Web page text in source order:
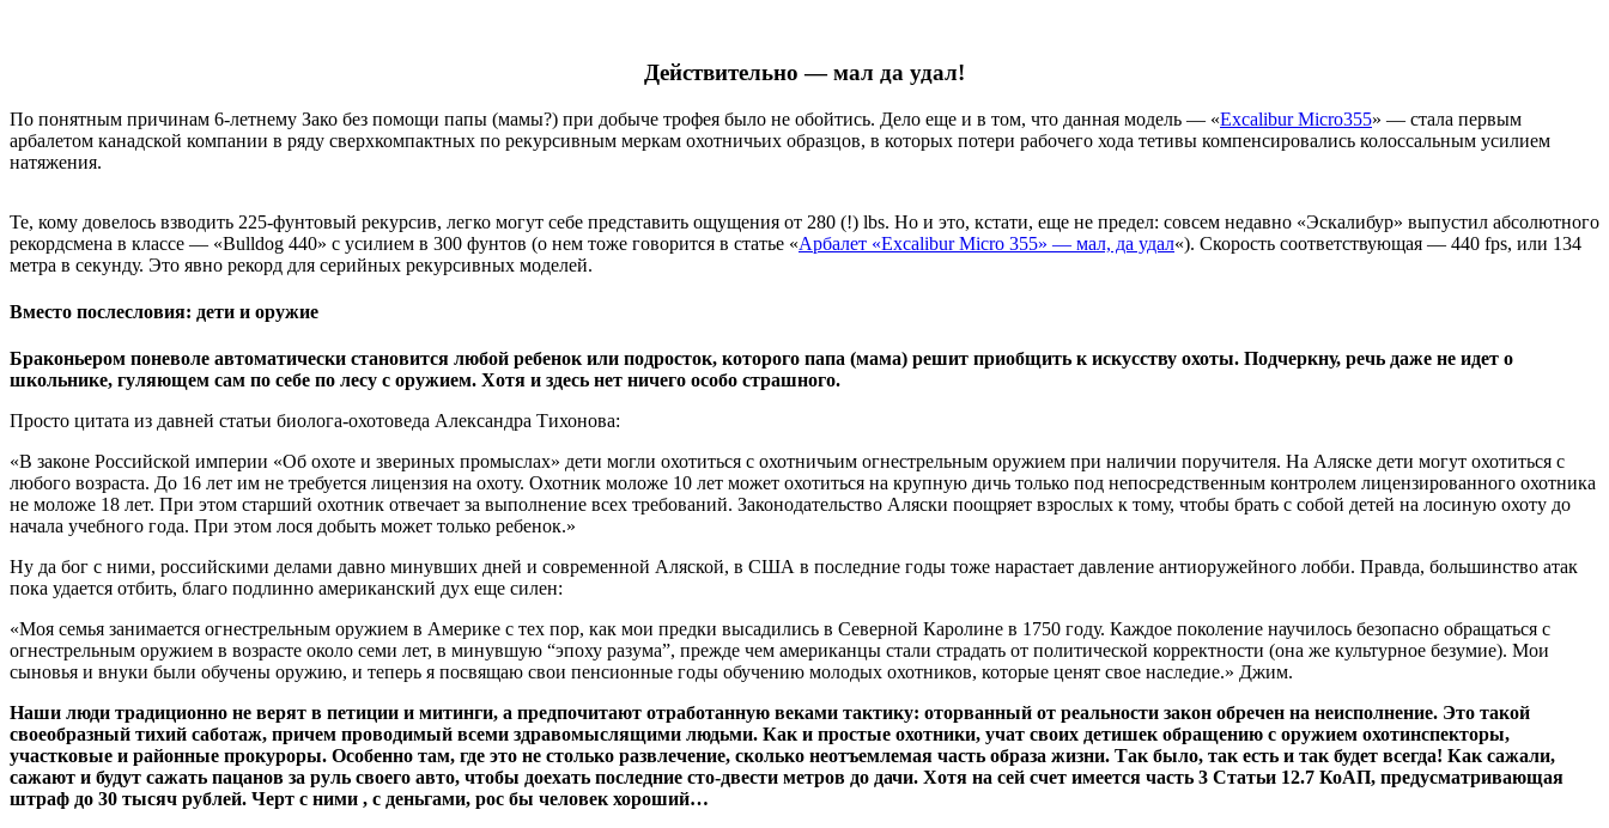
Действительно — мал да удал!
По понятным причинам 6-летнему Зако без помощи папы (мамы?) при добыче трофея было не обойтись. Дело еще и в том, что данная модель — «Excalibur Micro355» — стала первым
арбалетом канадской компании в ряду сверхкомпактных по рекурсивным меркам охотничьих образцов, в которых потери рабочего хода тетивы компенсировались колоссальным усилием
натяжения.
Те, кому довелось взводить 225-фунтовый рекурсив, легко могут себе представить ощущения от 280 (!) lbs. Но и это, кстати, еще не предел: совсем недавно «Эскалибур» выпустил абсолютного
рекордсмена в классе — «Bulldog 440» с усилием в 300 фунтов (о нем тоже говорится в статье «Арбалет «Excalibur Micro 355» — мал, да удал«). Скорость соответствующая — 440 fps, или 134
метра в секунду. Это явно рекорд для серийных рекурсивных моделей.
Вместо послесловия: дети и оружие
Браконьером поневоле автоматически становится любой ребенок или подросток, которого папа (мама) решит приобщить к искусству охоты. Подчеркну, речь даже не идет о
школьнике, гуляющем сам по себе по лесу с оружием. Хотя и здесь нет ничего особо страшного.
Просто цитата из давней статьи биолога-охотоведа Александра Тихонова:
«В законе Российской империи «Об охоте и звериных промыслах» дети могли охотиться с охотничьим огнестрельным оружием при наличии поручителя. На Аляске дети могут охотиться с
любого возраста. До 16 лет им не требуется лицензия на охоту. Охотник моложе 10 лет может охотиться на крупную дичь только под непосредственным контролем лицензированного охотника
не моложе 18 лет. При этом старший охотник отвечает за выполнение всех требований. Законодательство Аляски поощряет взрослых к тому, чтобы брать с собой детей на лосиную охоту до
начала учебного года. При этом лося добыть может только ребенок.»
Ну да бог с ними, российскими делами давно минувших дней и современной Аляской, в США в последние годы тоже нарастает давление антиоружейного лобби. Правда, большинство атак
пока удается отбить, благо подлинно американский дух еще силен:
«Моя семья занимается огнестрельным оружием в Америке с тех пор, как мои предки высадились в Северной Каролине в 1750 году. Каждое поколение научилось безопасно обращаться с
огнестрельным оружием в возрасте около семи лет, в минувшую “эпоху разума”, прежде чем американцы стали страдать от политической корректности (она же культурное безумие). Мои
сыновья и внуки были обучены оружию, и теперь я посвящаю свои пенсионные годы обучению молодых охотников, которые ценят свое наследие.» Джим.
Наши люди традиционно не верят в петиции и митинги, а предпочитают отработанную веками тактику: оторванный от реальности закон обречен на неисполнение. Это такой
своеобразный тихий саботаж, причем проводимый всеми здравомыслящими людьми. Как и простые охотники, учат своих детишек обращению с оружием охотинспекторы,
участковые и районные прокуроры. Особенно там, где это не столько развлечение, сколько неотъемлемая часть образа жизни. Так было, так есть и так будет всегда! Как сажали,
сажают и будут сажать пацанов за руль своего авто, чтобы доехать последние сто-двести метров до дачи. Хотя на сей счет имеется часть 3 Статьи 12.7 КоАП, предусматривающая
штраф до 30 тысяч рублей. Черт с ними , с деньгами, рос бы человек хороший…